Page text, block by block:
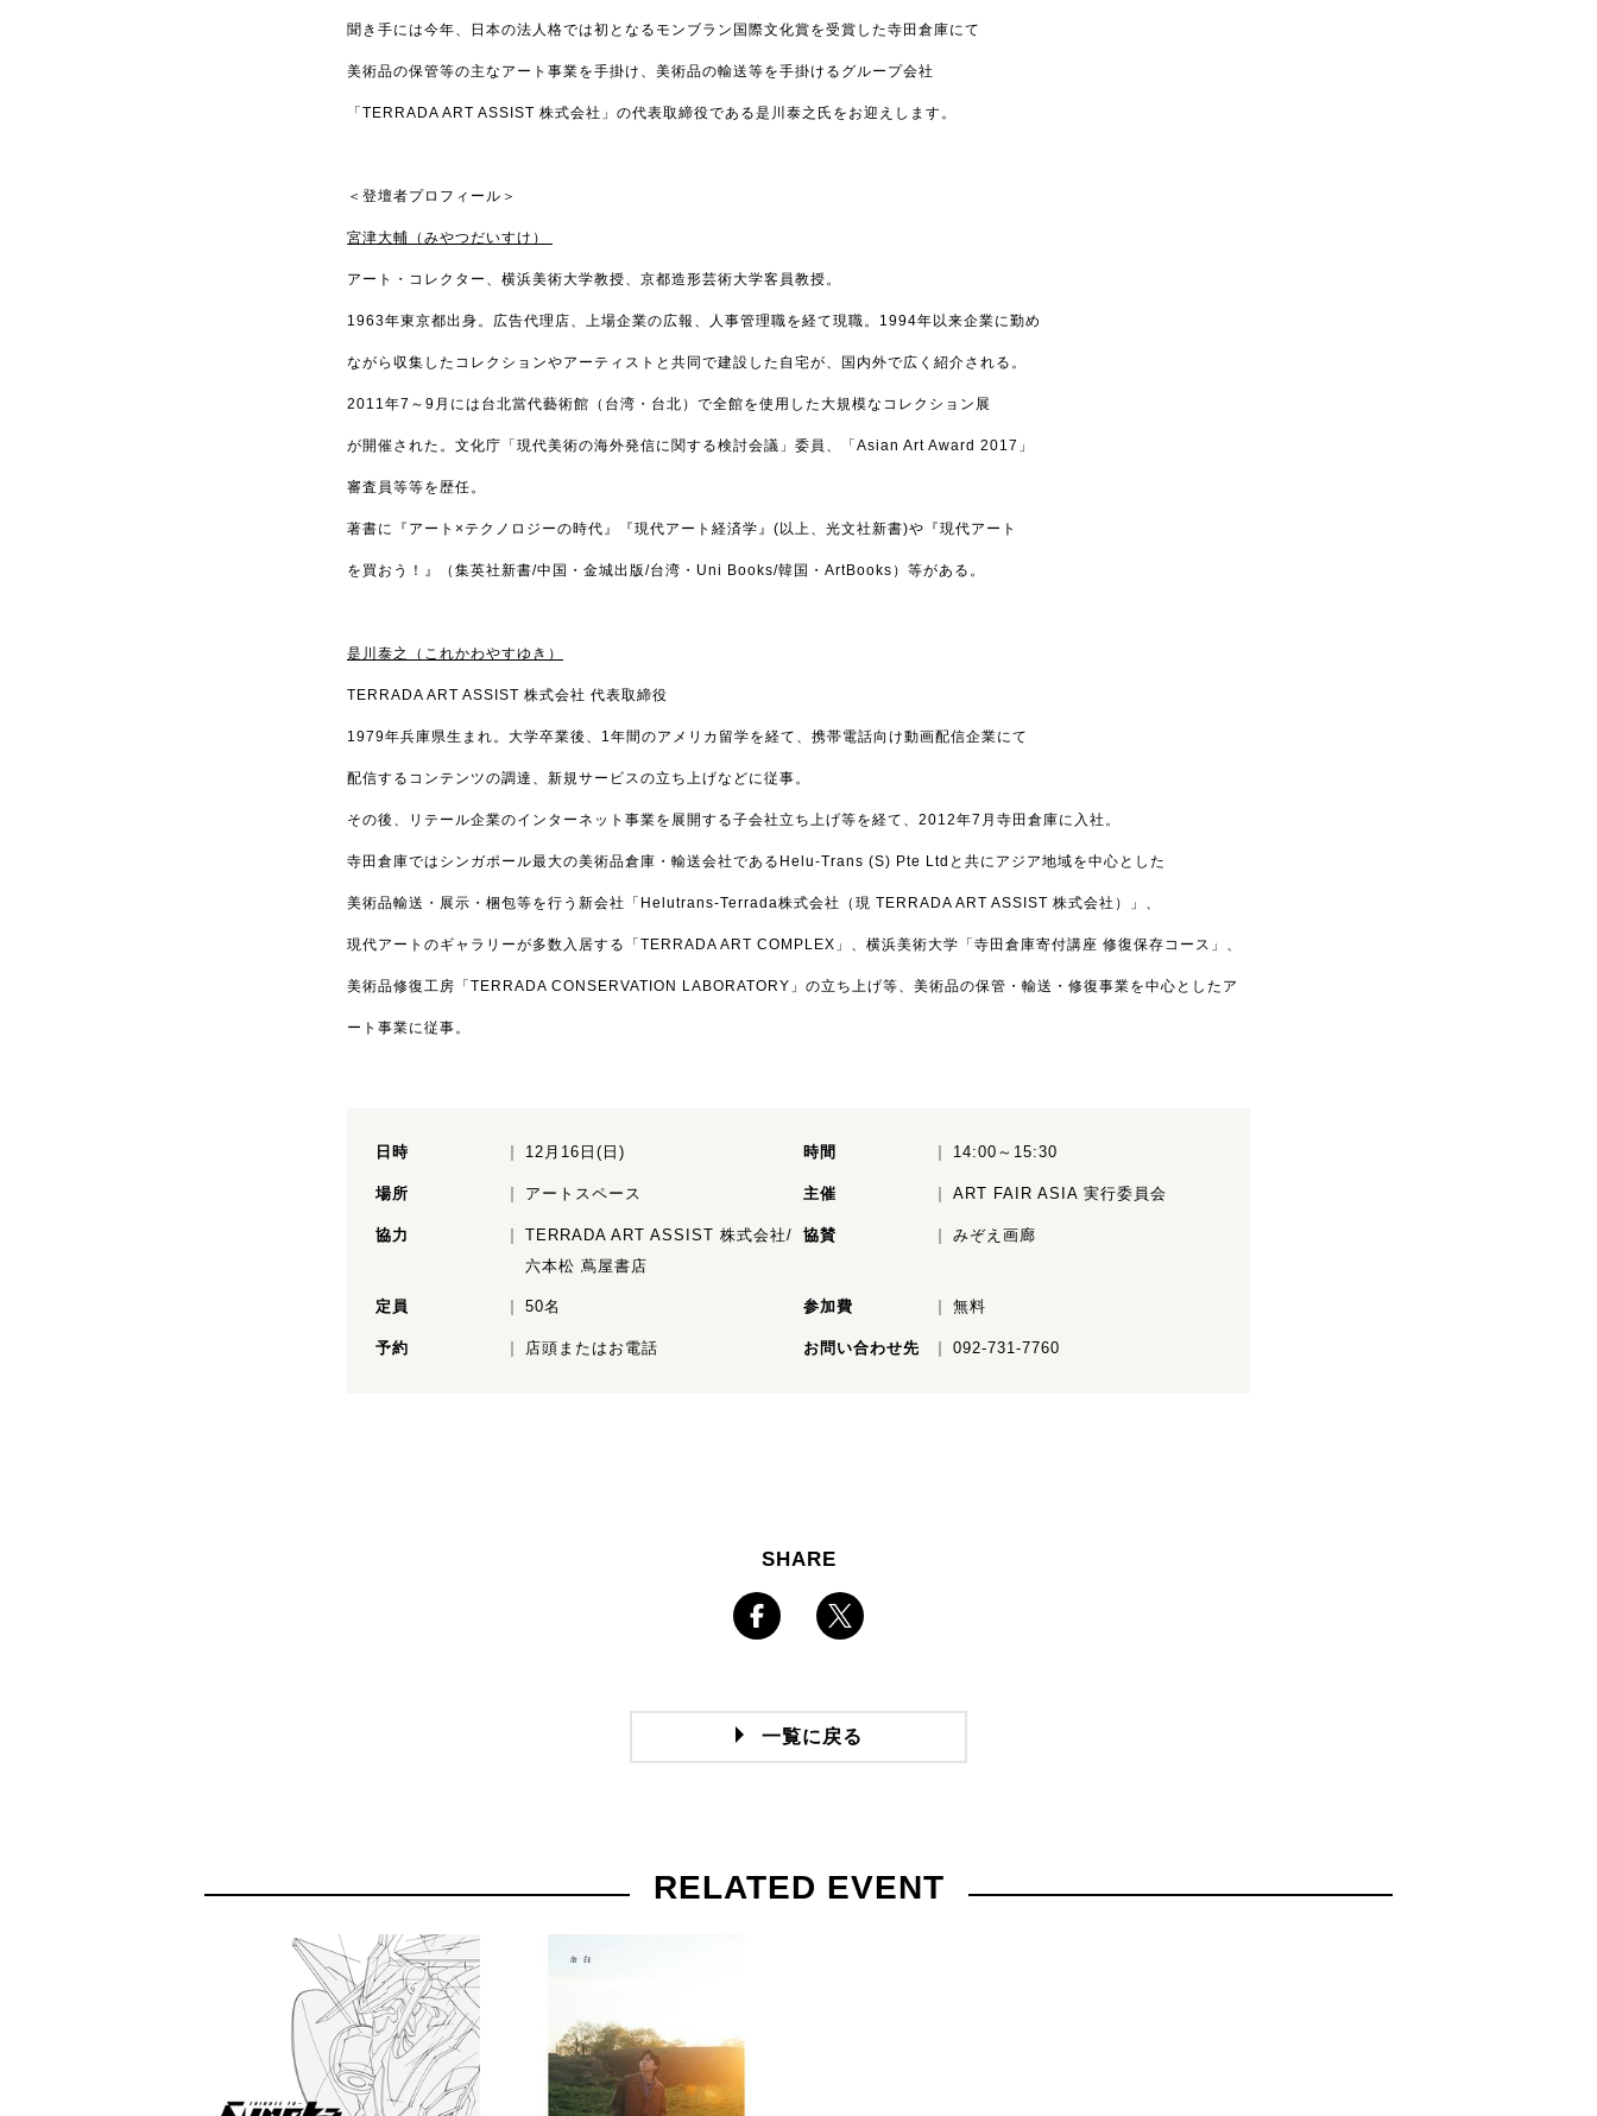
聞き手には今年、日本の法人格では初となるモンブラン国際文化賞を受賞した寺田倉庫にて
美術品の保管等の主なアート事業を手掛け、美術品の輸送等を手掛けるグループ会社
「TERRADA ART ASSIST 株式会社」の代表取締役である是川泰之氏をお迎えします。
＜登壇者プロフィール＞
宮津大輔（みやつだいすけ）
アート・コレクター、横浜美術大学教授、京都造形芸術大学客員教授。
1963年東京都出身。広告代理店、上場企業の広報、人事管理職を経て現職。1994年以来企業に勤め
ながら収集したコレクションやアーティストと共同で建設した自宅が、国内外で広く紹介される。
2011年7～9月には台北當代藝術館（台湾・台北）で全館を使用した大規模なコレクション展
が開催された。文化庁「現代美術の海外発信に関する検討会議」委員、「Asian Art Award 2017」
審査員等等を歴任。
著書に『アート×テクノロジーの時代』『現代アート経済学』(以上、光文社新書)や『現代アート
を買おう！』（集英社新書/中国・金城出版/台湾・Uni Books/韓国・ArtBooks）等がある。
是川泰之（これかわやすゆき）
TERRADA ART ASSIST 株式会社 代表取締役
1979年兵庫県生まれ。大学卒業後、1年間のアメリカ留学を経て、携帯電話向け動画配信企業にて
配信するコンテンツの調達、新規サービスの立ち上げなどに従事。
その後、リテール企業のインターネット事業を展開する子会社立ち上げ等を経て、2012年7月寺田倉庫に入社。
寺田倉庫ではシンガポール最大の美術品倉庫・輸送会社であるHelu-Trans (S) Pte Ltdと共にアジア地域を中心とした
美術品輸送・展示・梱包等を行う新会社「Helutrans-Terrada株式会社（現 TERRADA ART ASSIST 株式会社）」、
現代アートのギャラリーが多数入居する「TERRADA ART COMPLEX」、横浜美術大学「寺田倉庫寄付講座 修復保存コース」、
美術品修復工房「TERRADA CONSERVATION LABORATORY」の立ち上げ等、美術品の保管・輸送・修復事業を中心としたア
ート事業に従事。
日時 12月16日(日) 時間 14:00～15:30
場所 アートスペース 主催 ART FAIR ASIA 実行委員会
協力
TERRADA ART ASSIST 株式会社/
六本松 蔦屋書店
協賛 みぞえ画廊
定員 50名 参加費 無料
予約 店頭またはお電話 お問い合わせ先 092-731-7760
SHARE
一覧に戻る
RELATED EVENT